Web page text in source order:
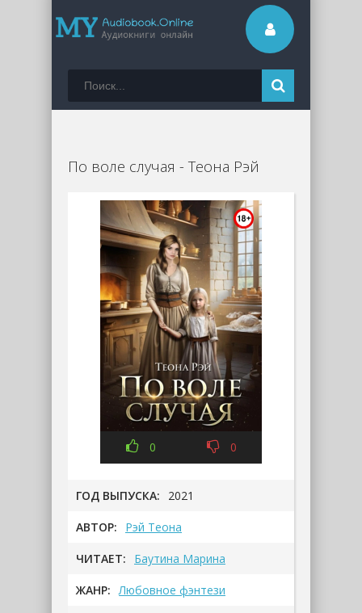
По воле случая - Теона Рэй
0 0
ГОД ВЫПУСКА: 2021
АВТОР: Рэй Теона
ЧИТАЕТ: Баутина Марина
ЖАНР: Любовное фэнтези